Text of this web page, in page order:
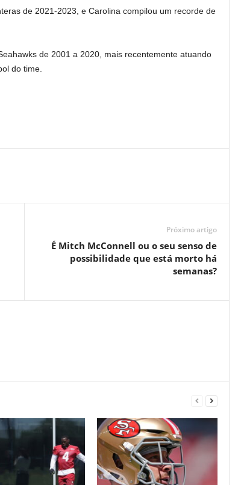
de 2021-2023, e Carolina compilou um recorde de
de 2001 a 2020, mais recentemente atuando
do time.
Próximo artigo
É Mitch McConnell ou o seu senso de
possibilidade que está morto há
semanas?